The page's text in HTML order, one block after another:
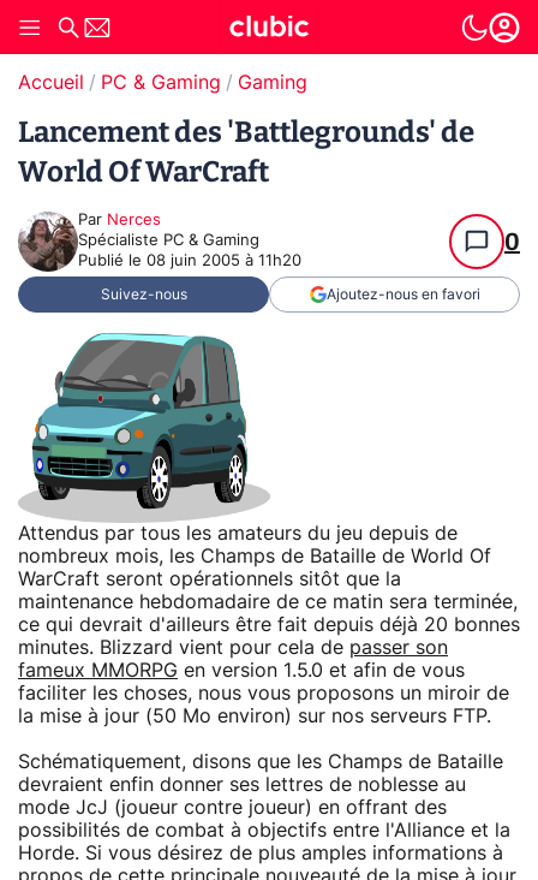
Accueil PC & Gaming Gaming
Lancement des 'Battlegrounds' de
World Of WarCraft
Par Nerces
Spécialiste PC & Gaming
Publié le 08 juin 2005 à 11h20
0
Suivez-nous Ajoutez-nous en favori
Attendus par tous les amateurs du jeu depuis de
nombreux mois, les Champs de Bataille de World Of
WarCraft seront opérationnels sitôt que la
maintenance hebdomadaire de ce matin sera terminée,
ce qui devrait d'ailleurs être fait depuis déjà 20 bonnes
minutes. Blizzard vient pour cela de passer son
fameux MMORPG en version 1.5.0 et afin de vous
faciliter les choses, nous vous proposons un miroir de
la mise à jour (50 Mo environ) sur nos serveurs FTP.
Schématiquement, disons que les Champs de Bataille
devraient enfin donner ses lettres de noblesse au
mode JcJ (joueur contre joueur) en offrant des
possibilités de combat à objectifs entre l'Alliance et la
Horde. Si vous désirez de plus amples informations à
propos de cette principale nouveauté de la mise à jour